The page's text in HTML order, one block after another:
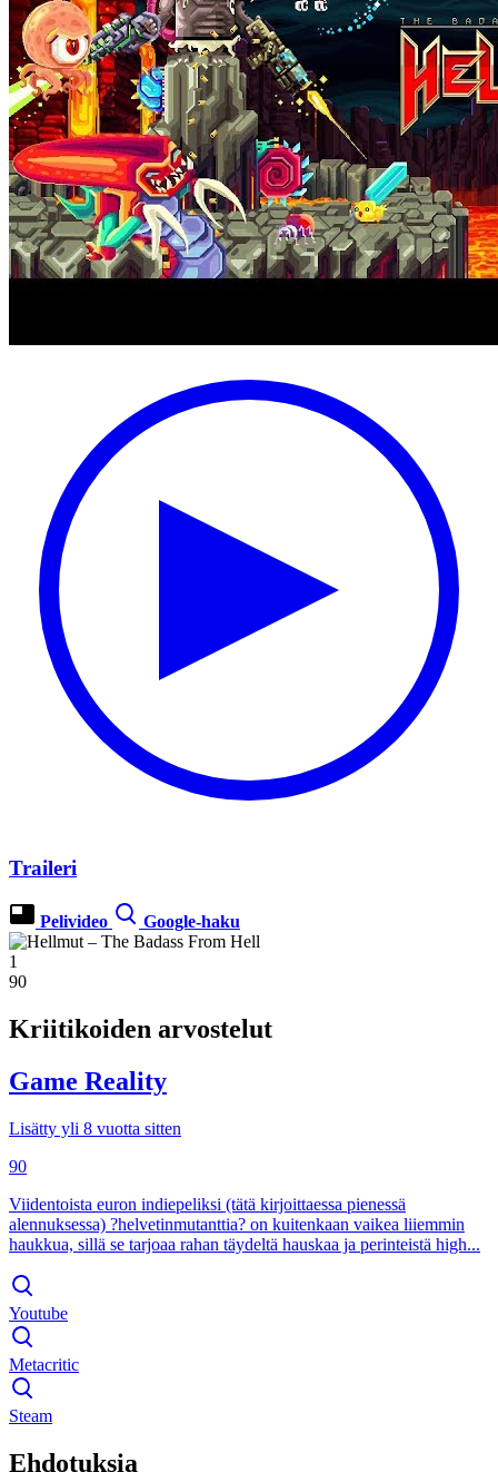
Traileri
Pelivideo Google-haku
1
90
Kriitikoiden arvostelut
Game Reality
Lisätty yli 8 vuotta sitten
90
Viidentoista euron indiepeliksi (tätä kirjoittaessa pienessä
alennuksessa) ?helvetinmutanttia? on kuitenkaan vaikea liiemmin
haukkua, sillä se tarjoaa rahan täydeltä hauskaa ja perinteistä high...
Youtube
Metacritic
Steam
Ehdotuksia